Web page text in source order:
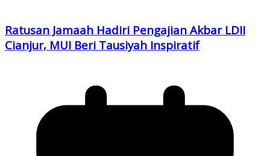
Ratusan Jamaah Hadiri Pengajian Akbar LDII
Cianjur, MUI Beri Tausiyah Inspiratif